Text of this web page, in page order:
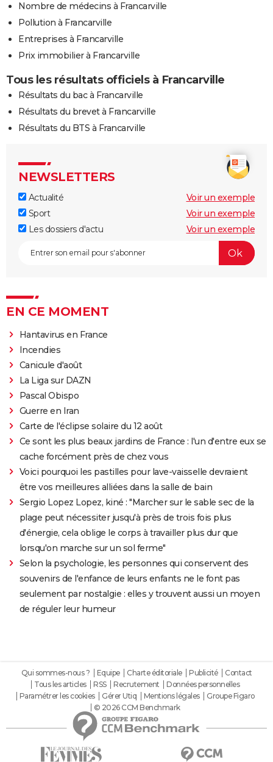
Nombre de médecins à Francarville
Pollution à Francarville
Entreprises à Francarville
Prix immobilier à Francarville
Tous les résultats officiels à Francarville
Résultats du bac à Francarville
Résultats du brevet à Francarville
Résultats du BTS à Francarville
NEWSLETTERS
Actualité
Voir un exemple
Sport
Voir un exemple
Les dossiers d'actu
Voir un exemple
EN CE MOMENT
Hantavirus en France
Incendies
Canicule d'août
La Liga sur DAZN
Pascal Obispo
Guerre en Iran
Carte de l'éclipse solaire du 12 août
Ce sont les plus beaux jardins de France : l'un d'entre eux se
cache forcément près de chez vous
Voici pourquoi les pastilles pour lave-vaisselle devraient
être vos meilleures alliées dans la salle de bain
Sergio Lopez Lopez, kiné : "Marcher sur le sable sec de la
plage peut nécessiter jusqu'à près de trois fois plus
d'énergie, cela oblige le corps à travailler plus dur que
lorsqu'on marche sur un sol ferme"
Selon la psychologie, les personnes qui conservent des
souvenirs de l'enfance de leurs enfants ne le font pas
seulement par nostalgie : elles y trouvent aussi un moyen
de réguler leur humeur
Qui sommes-nous ? Equipe Charte éditoriale Publicité
Contact
Tous les articles
RSS Recrutement
Données personnelles
Paramétrer les cookies
Gérer Utiq Mentions légales
Groupe Figaro
© 2026 CCM Benchmark